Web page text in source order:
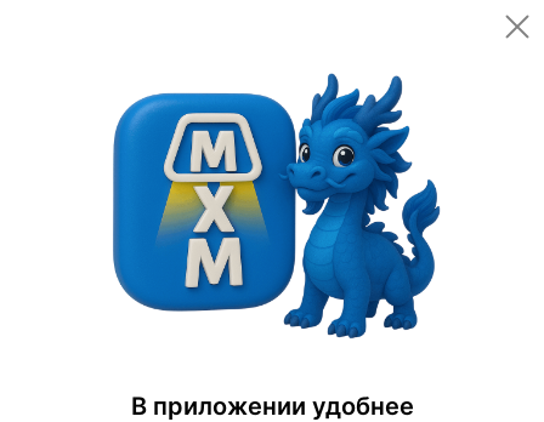
В приложении удобнее
Открыть
Категории
Мебель для дома и офиса
Мебель для сада и дачи
Стол из ротанга Xinyi Home